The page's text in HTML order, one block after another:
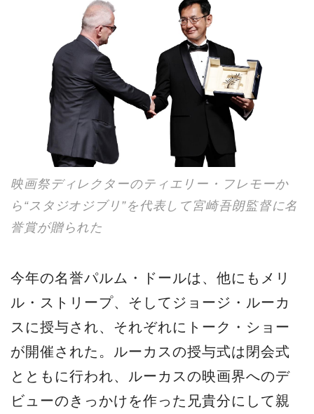
映画祭ディレクターのティエリー・フレモーか
ら“スタジオジブリ”を代表して宮崎吾朗監督に名
誉賞が贈られた
今年の名誉パルム・ドールは、他にもメリ
ル・ストリープ、そしてジョージ・ルーカ
スに授与され、それぞれにトーク・ショー
が開催された。ルーカスの授与式は閉会式
とともに行われ、ルーカスの映画界へのデ
ビューのきっかけを作った兄貴分にして親